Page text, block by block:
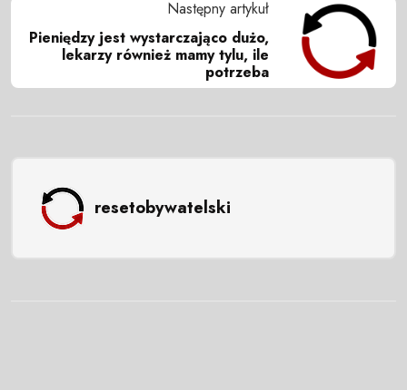
Następny artykuł
Pieniędzy jest wystarczająco dużo,
lekarzy również mamy tylu, ile
potrzeba
resetobywatelski